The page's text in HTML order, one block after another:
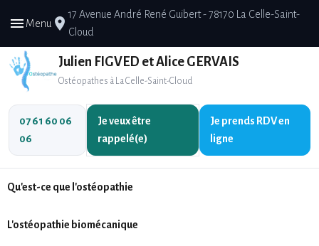
menu Menu place
17 Avenue André René Guibert - 78170 La Celle-Saint-
Cloud
Julien FIGVED et Alice GERVAIS
Ostéopathes à La Celle-Saint-Cloud
07 61 60 06
06
Je veux être
rappelé(e)
Je prends RDV en
ligne
Qu'est-ce que l'ostéopathie
L'ostéopathie biomécanique